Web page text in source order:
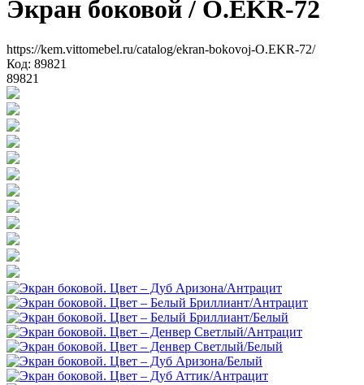
Экран боковой / O.EKR-72
https://kem.vittomebel.ru/catalog/ekran-bokovoj-O.EKR-72/
Код: 89821
89821